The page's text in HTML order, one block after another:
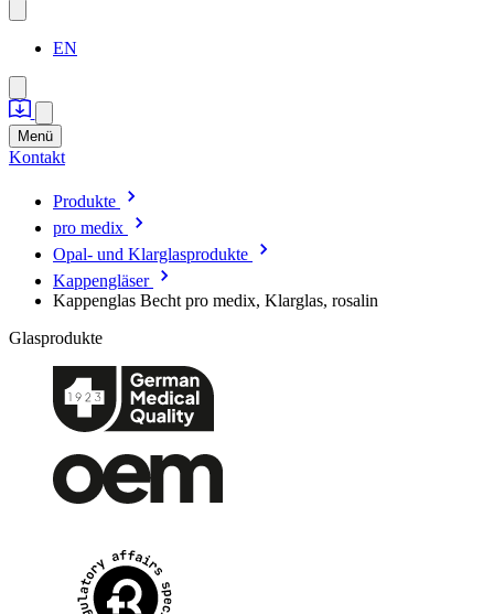
EN
Menü
Kontakt
Produkte
pro medix
Opal- und Klarglasprodukte
Kappengläser
Kappenglas Becht pro medix, Klarglas, rosalin
Glasprodukte